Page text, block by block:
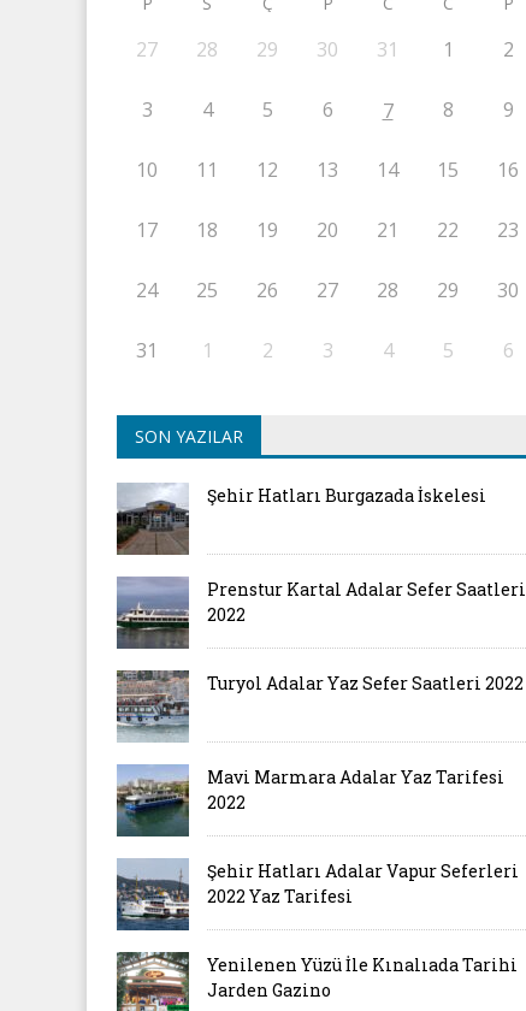
27 28 29 30 31 1 2
3 4 5 6 7 8 9
10 11 12 13 14 15 16
17 18 19 20 21 22 23
24 25 26 27 28 29 30
31 1 2 3 4 5 6
SON YAZILAR
Şehir Hatları Burgazada İskelesi
Prenstur Kartal Adalar Sefer Saatleri
2022
Turyol Adalar Yaz Sefer Saatleri 2022
Mavi Marmara Adalar Yaz Tarifesi
2022
Şehir Hatları Adalar Vapur Seferleri
2022 Yaz Tarifesi
Yenilenen Yüzü İle Kınalıada Tarihi
Jarden Gazino